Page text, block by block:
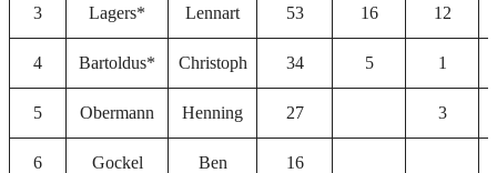
3 Lagers* Lennart 53 16 12
4 Bartoldus* Christoph 34 5 1
5 Obermann Henning 27 3
6 Gockel Ben 16